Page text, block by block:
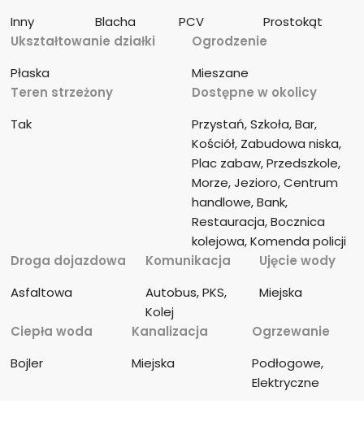
Inny
Blacha
PCV
Prostokąt
Ukształtowanie działki
Płaska
Ogrodzenie
Mieszane
Teren strzeżony
Tak
Dostępne w okolicy
Przystań, Szkoła, Bar,
Kościół, Zabudowa niska,
Plac zabaw, Przedszkole,
Morze, Jezioro, Centrum
handlowe, Bank,
Restauracja, Bocznica
kolejowa, Komenda policji
Droga dojazdowa
Asfaltowa
Komunikacja
Autobus, PKS,
Kolej
Ujęcie wody
Miejska
Ciepła woda
Bojler
Kanalizacja
Miejska
Ogrzewanie
Podłogowe,
Elektryczne